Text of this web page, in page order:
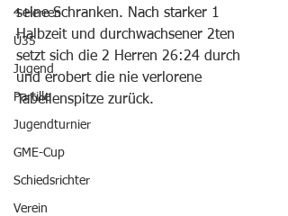
4 Herren
Ü35
Jugend
Partille
Jugendturnier
GME-Cup
Schiedsrichter
Verein
seine Schranken. Nach starker 1
Halbzeit und durchwachsener 2ten
setzt sich die 2 Herren 26:24 durch
und erobert die nie verlorene
Tabellenspitze zurück.